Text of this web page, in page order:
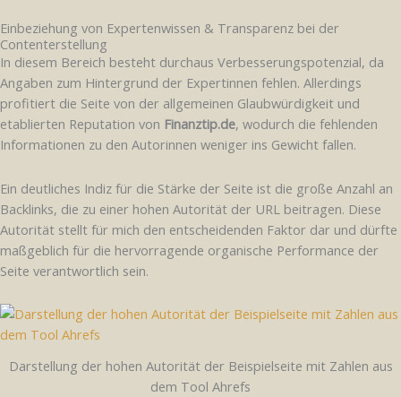
Einbeziehung von Expertenwissen & Transparenz bei der
Contenterstellung
In diesem Bereich besteht durchaus Verbesserungspotenzial, da
Angaben zum Hintergrund der Expertinnen fehlen. Allerdings
profitiert die Seite von der allgemeinen Glaubwürdigkeit und
etablierten Reputation von Finanztip.de, wodurch die fehlenden
Informationen zu den Autorinnen weniger ins Gewicht fallen.
Ein deutliches Indiz für die Stärke der Seite ist die große Anzahl an
Backlinks, die zu einer hohen Autorität der URL beitragen. Diese
Autorität stellt für mich den entscheidenden Faktor dar und dürfte
maßgeblich für die hervorragende organische Performance der
Seite verantwortlich sein.
Darstellung der hohen Autorität der Beispielseite mit Zahlen aus
dem Tool Ahrefs